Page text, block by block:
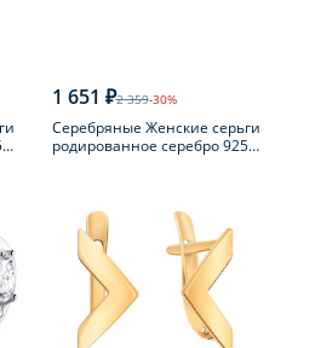
1 651 ₽2 359-30%
Серебряные Женские серьги
родированное серебро 925